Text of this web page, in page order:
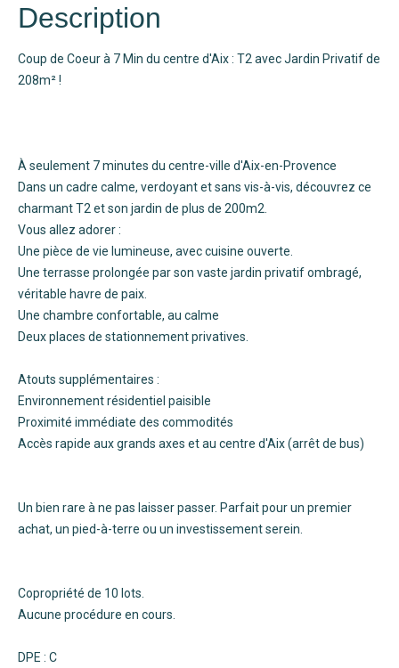
Description
Coup de Coeur à 7 Min du centre d'Aix : T2 avec Jardin Privatif de
208m² !
À seulement 7 minutes du centre-ville d'Aix-en-Provence
Dans un cadre calme, verdoyant et sans vis-à-vis, découvrez ce
charmant T2 et son jardin de plus de 200m2.
Vous allez adorer :
Une pièce de vie lumineuse, avec cuisine ouverte.
Une terrasse prolongée par son vaste jardin privatif ombragé,
véritable havre de paix.
Une chambre confortable, au calme
Deux places de stationnement privatives.
Atouts supplémentaires :
Environnement résidentiel paisible
Proximité immédiate des commodités
Accès rapide aux grands axes et au centre d'Aix (arrêt de bus)
Un bien rare à ne pas laisser passer. Parfait pour un premier
achat, un pied-à-terre ou un investissement serein.
Copropriété de 10 lots.
Aucune procédure en cours.
DPE : C